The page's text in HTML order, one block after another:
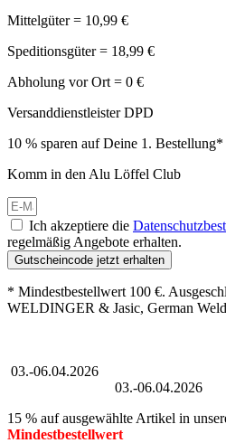
Mittelgüter = 10,99 €
Speditionsgüter = 18,99 €
Abholung vor Ort = 0 €
Versanddienstleister DPD
10 % sparen auf Deine 1. Bestellung*
Komm in den Alu Löffel Club
Ich akzeptiere die
regelmäßig Angebote erhalten.
Gutscheincode jetzt erhalten
* Mindestbestellwert 100 €.
WELDINGER & Jasic, German
03.-06.04.2026
03.-06.04.2026
15 % auf ausgewählte Artikel in
Mindestbestellwert